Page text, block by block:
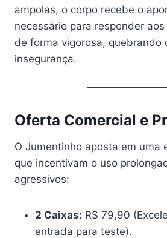
ampolas, o corpo recebe o
necessário para responder
de forma vigorosa, quebrando
insegurança.
Oferta Comercial e
O Jumentinho aposta em uma
que incentivam o uso
agressivos:
2 Caixas: R$ 79,90
entrada para teste).